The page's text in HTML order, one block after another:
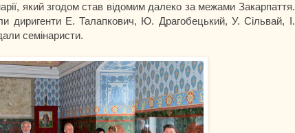
який згодом став відомим далеко за межами Закарпаття.
диригенти Е. Талапкович, Ю. Драгобецький, У. Сільвай, І.
семінаристи.